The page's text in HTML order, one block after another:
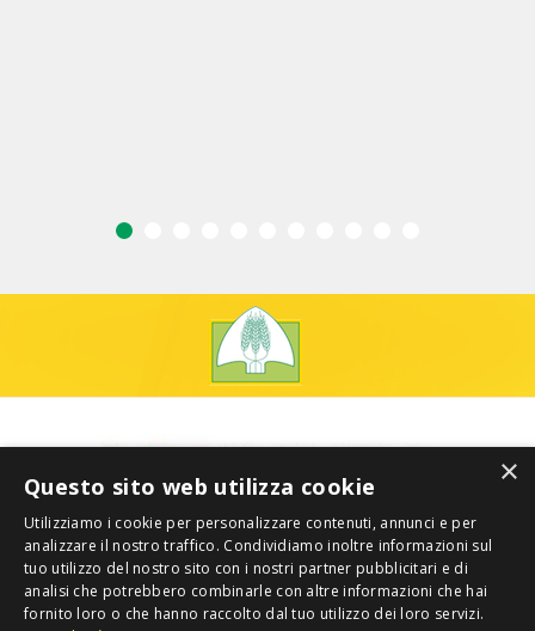
×
Questo sito web utilizza cookie
Utilizziamo i cookie per personalizzare contenuti, annunci e per
analizzare il nostro traffico. Condividiamo inoltre informazioni sul
tuo utilizzo del nostro sito con i nostri partner pubblicitari e di
analisi che potrebbero combinarle con altre informazioni che hai
fornito loro o che hanno raccolto dal tuo utilizzo dei loro servizi.